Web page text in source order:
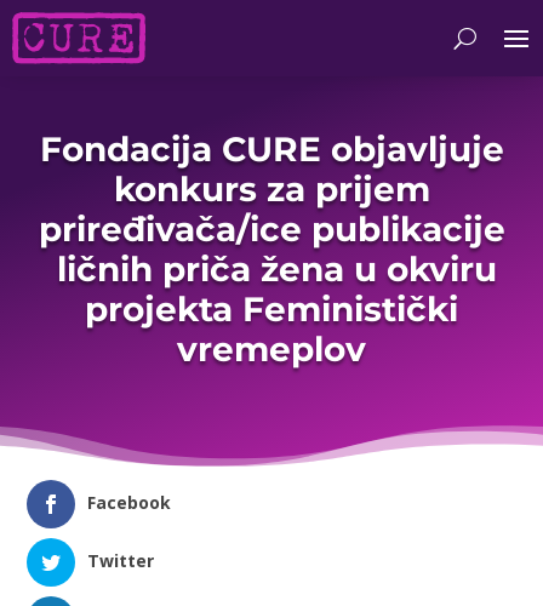
Fondacija CURE objavljuje
konkurs za prijem
priređivača/ice publikacije
ličnih priča žena u okviru
projekta Feministički
vremeplov
Facebook
Twitter